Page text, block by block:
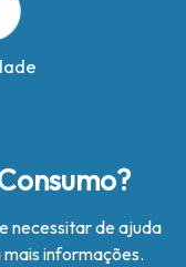
necessitar de ajuda
informações.